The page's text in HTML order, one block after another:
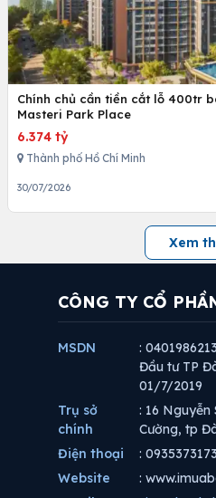
Chính chủ cần tiền cắt lỗ 400tr
Masteri Park Place
6.374 tỷ
Thành phố Hồ Chí Minh
30/07/2026
Xem
CÔNG TY CỔ
MSDN
:
Đầu tư TP
01/7/2019
Trụ sở
chính
: 16
Cường, tp
Điện thoại
: 0935373173
Website
: